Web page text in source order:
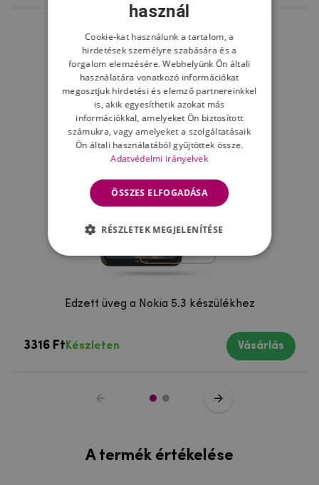
Ne felejtsd el
Edzett üveg a Nokia 5.3 készülékhez
3316 Ft Készleten Vásárlás
A termék értékelése
használ
Cookie-kat használunk a tartalom, a
hirdetések személyre szabására és a
forgalom elemzésére. Webhelyünk Ön általi
használatára vonatkozó információkat
megosztjuk hirdetési és elemző partnereinkkel
is, akik egyesíthetik azokat más
információkkal, amelyeket Ön biztosított
számukra, vagy amelyeket a szolgáltatásaik
Ön általi használatából gyűjtöttek össze.
Adatvédelmi irányelvek
ÖSSZES ELFOGADÁSA
RÉSZLETEK MEGJELENÍTÉSE